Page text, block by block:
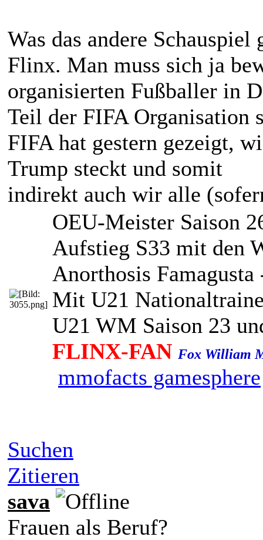
Was das andere
Flinx. Man muss sich ja
organisierten Fußballer in
Teil der FIFA Organisation
FIFA hat gestern gezeigt,
Trump steckt und somit
indirekt auch wir alle
OEU-Meister Saison
Aufstieg S33 mit den
Anorthosis
Mit U21
U21 WM Saison 23
FLINX-FAN Fox William
mmofacts gamesphere
Suchen
Zitieren
sava
Frauen als Beruf?